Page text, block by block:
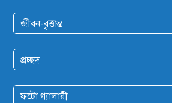
জীবন-বৃত্তান্ত
প্রচ্ছদ
ফটো গ্যালারী